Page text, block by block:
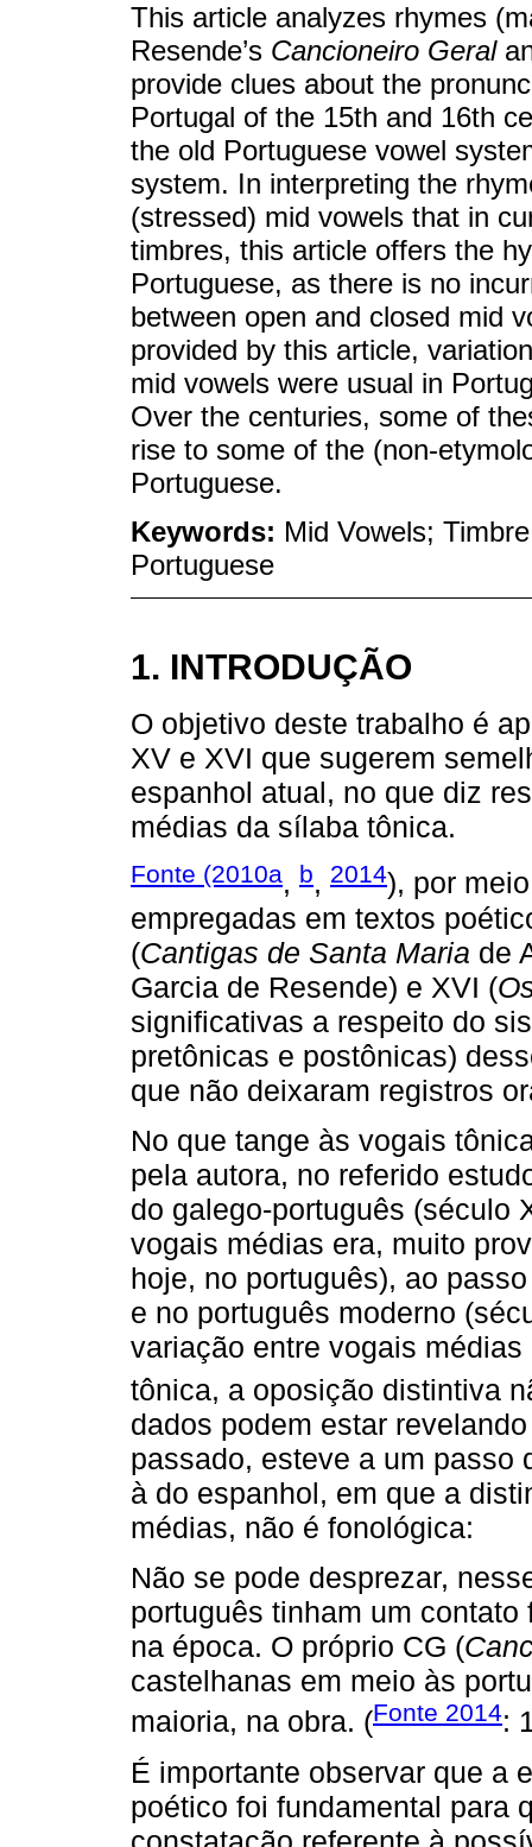
This article analyzes rhymes
Resende’s Cancioneiro Geral
provide clues about the
Portugal of the 15th and 16th
the old Portuguese vowel
system. In interpreting the
(stressed) mid vowels that in
timbres, this article offers the
Portuguese, as there is no
between open and closed mid
provided by this article,
mid vowels were usual in
Over the centuries, some of
rise to some of the (non-
Portuguese.
Keywords: Mid Vowels;
Portuguese
1. INTRODUÇÃO
O objetivo deste trabalho é
XV e XVI que sugerem
espanhol atual, no que diz
médias da sílaba tônica.
Fonte (2010a, b, 2014), por
empregadas em textos
(Cantigas de Santa Maria de
Garcia de Resende) e XVI (
significativas a respeito do
pretônicas e postônicas)
que não deixaram registros
No que tange às vogais
pela autora, no referido
do galego-português (século
vogais médias era, muito
hoje, no português), ao
e no português moderno
variação entre vogais
tônica, a oposição distintiva
dados podem estar
passado, esteve a um passo
à do espanhol, em que a
médias, não é fonológica:
Não se pode desprezar,
português tinham um
na época. O próprio CG (
castelhanas em meio às
maioria, na obra. (Fonte 2014:
É importante observar que a
poético foi fundamental para